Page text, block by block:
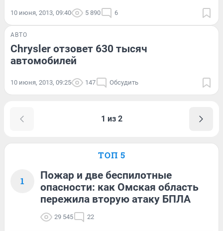
10 июня, 2013, 09:40 5 890 6
АВТО
Chrysler отзовет 630 тысяч
автомобилей
10 июня, 2013, 09:25 147 Обсудить
1 из 2
ТОП 5
1
Пожар и две беспилотные
опасности: как Омская область
пережила вторую атаку БПЛА
29 545 22